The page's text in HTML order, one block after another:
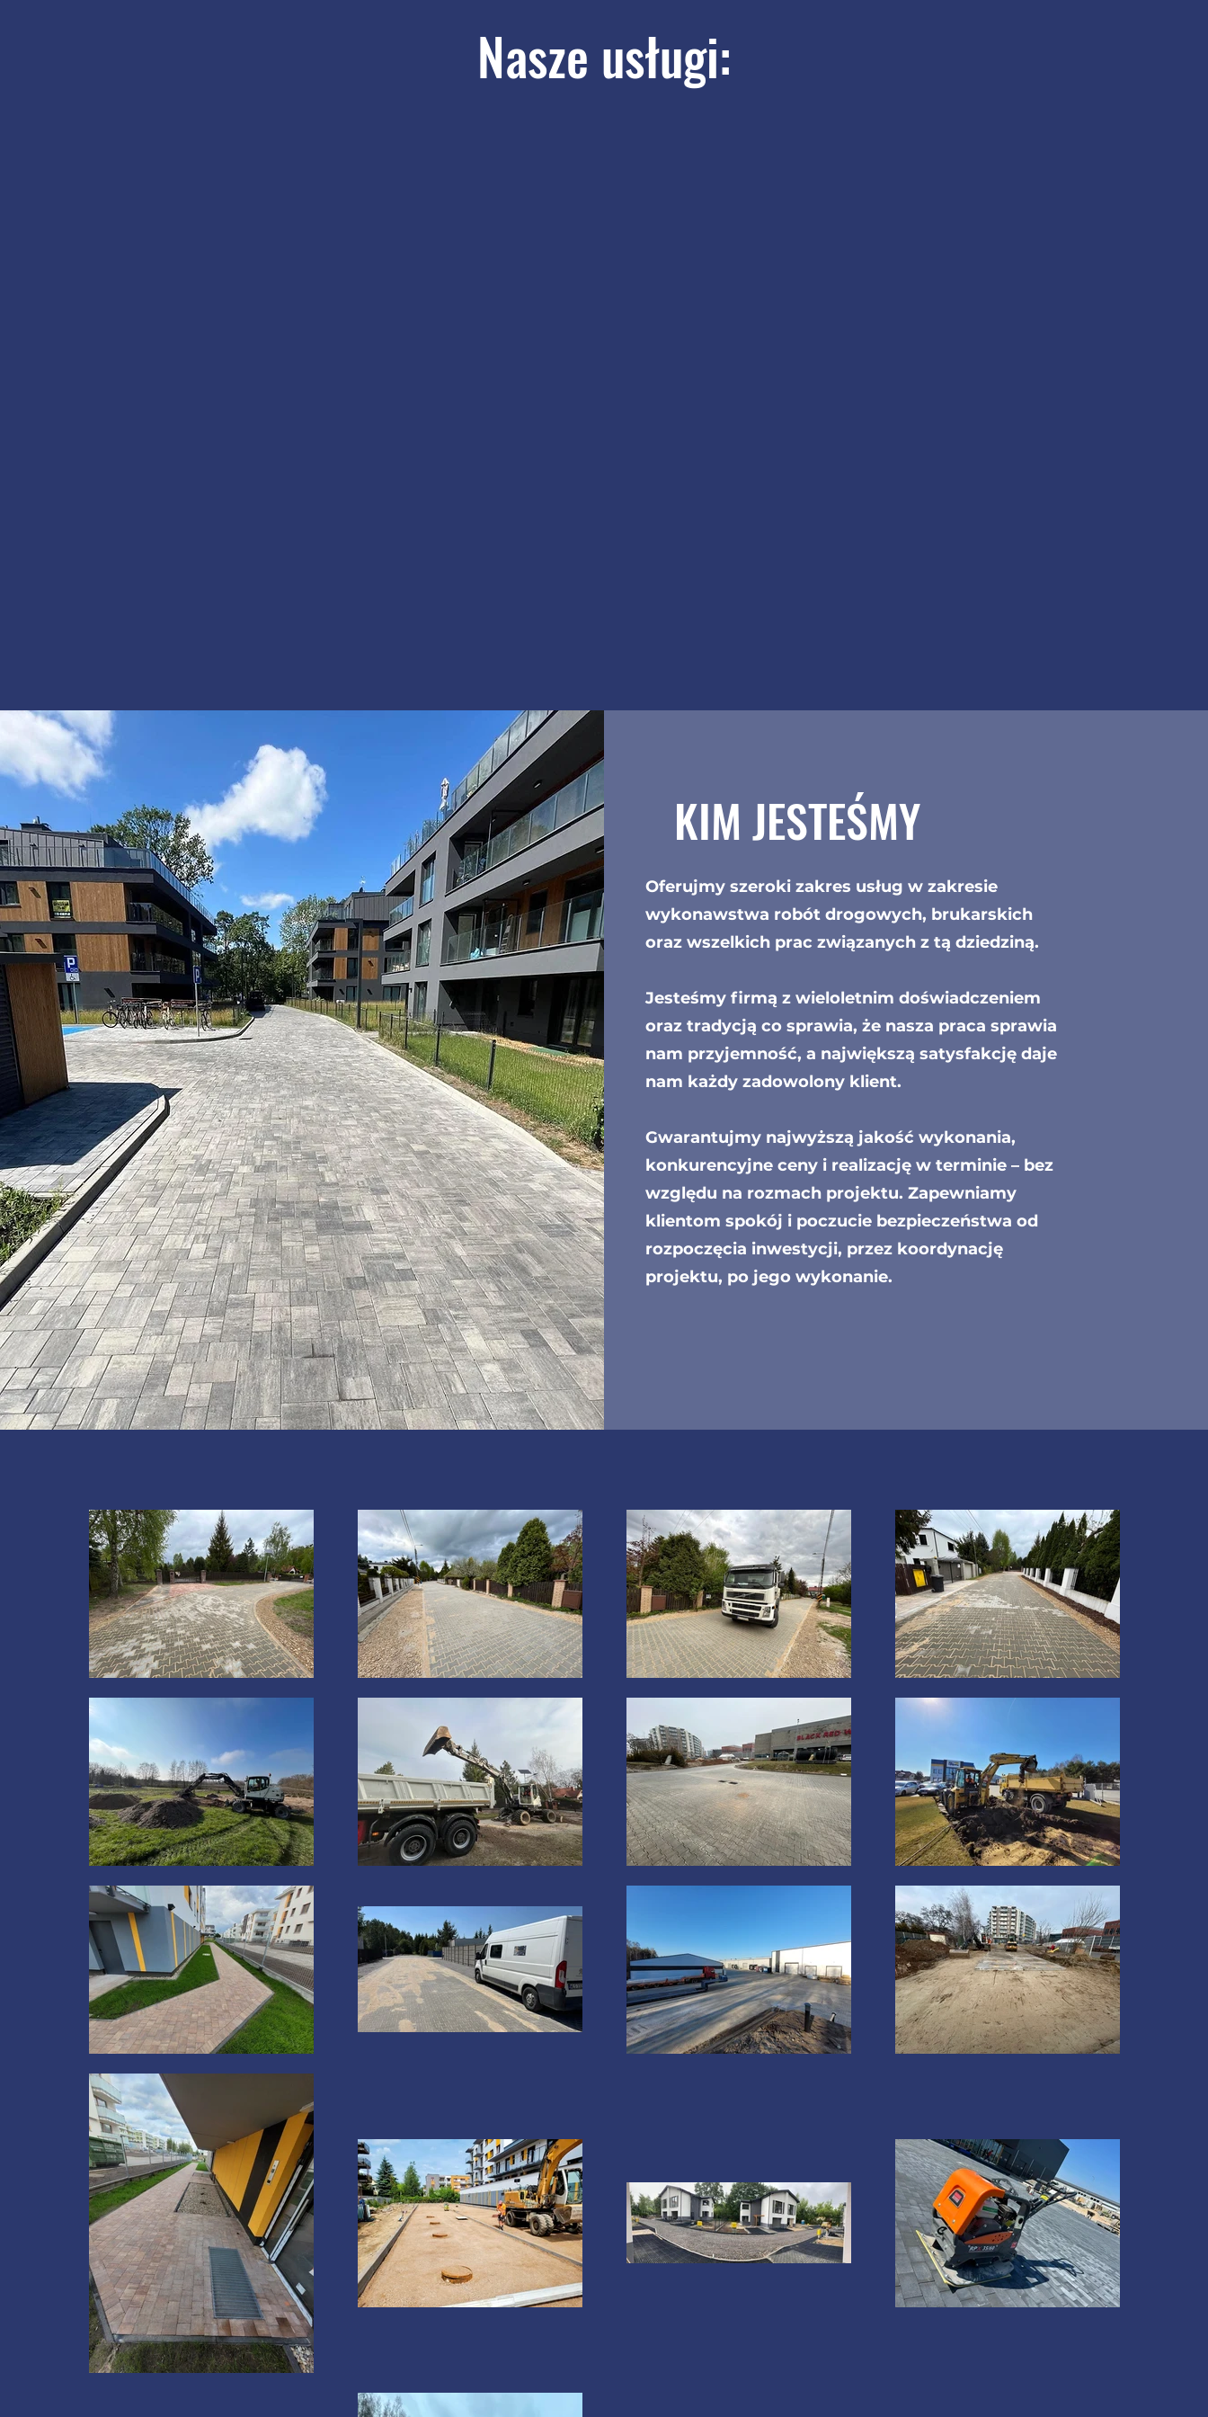
Nasze usługi:
KIM JESTEŚMY
Oferujmy szeroki zakres usług w zakresie
wykonawstwa robót drogowych, brukarskich
oraz wszelkich prac związanych z tą dziedziną.
Jesteśmy firmą z wieloletnim doświadczeniem
oraz tradycją co sprawia, że nasza praca sprawia
nam przyjemność, a największą satysfakcję daje
nam każdy zadowolony klient.
Gwarantujmy najwyższą jakość wykonania,
konkurencyjne ceny i realizację w terminie – bez
względu na rozmach projektu. Zapewniamy
klientom spokój i poczucie bezpieczeństwa od
rozpoczęcia inwestycji, przez koordynację
projektu, po jego wykonanie.